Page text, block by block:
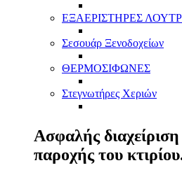
ΕΞΑΕΡΙΣΤΗΡΕΣ
Σεσουάρ Ξενοδοχείων
ΘΕΡΜΟΣΙΦΩΝΕΣ
Στεγνωτήρες Χεριών
Ασφαλής
παροχής του